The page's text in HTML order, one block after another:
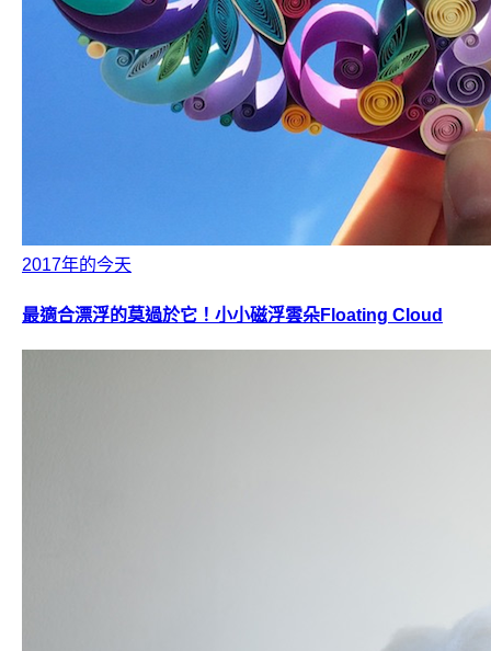
2017年的今天
最適合漂浮的莫過於它！小小磁浮雲朵Floating Cloud